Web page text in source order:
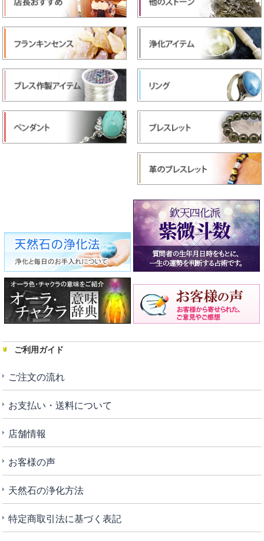
ご利用ガイド
ご注文の流れ
お支払い・送料について
店舗情報
お客様の声
天然石の浄化方法
特定商取引法に基づく表記